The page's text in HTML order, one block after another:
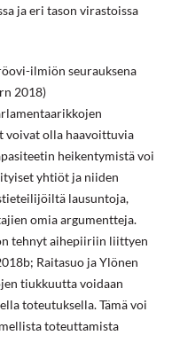
ja eri tason virastoissa
ilmiön seurauksena
2018)
voivat olla haavoittuvia
heikentymistä voi
yhtiöt ja niiden
lausuntoja,
omia argumentteja.
tehnyt aihepiiriin liittyen
Raitasuo ja Ylönen
tiukkuutta voidaan
toteutuksella. Tämä voi
toteuttamista